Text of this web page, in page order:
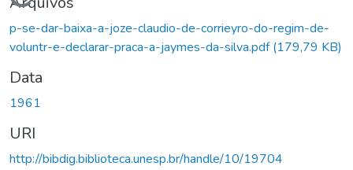
p-se-dar-baixa-a-joze-claudio-de-corrieyro-do-regim-de-
voluntr-e-declarar-praca-a-jaymes-da-silva.pdf(179,79 KB)
Data
1961
URI
http://bibdig.biblioteca.unesp.br/handle/10/19704